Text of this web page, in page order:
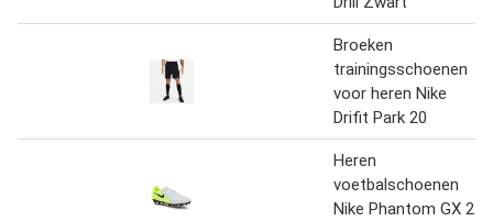
Broeken
trainingsschoenen
voor heren Nike
Drifit Park 20
Heren
voetbalschoenen
Nike Phantom GX 2